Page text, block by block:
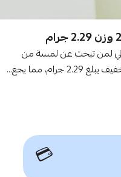
هو الخيار المثالي لمن تبحث عن لمسة من
مما يجع...
💳